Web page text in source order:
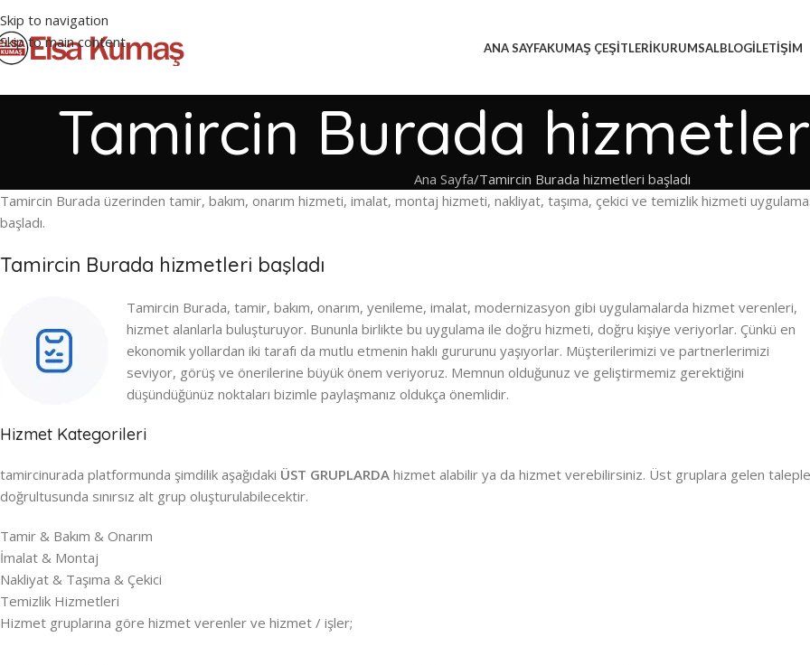
Skip to navigation
Skip to main content
ANA SAYFAKUMAŞ ÇEŞITLERIKURUMSALBLOGİLETIŞIM
Tamircin Burada
Ana Sayfa Tamircin Burada hizmetleri başladı
Tamircin Burada üzerinden tamir, bakım, onarım hizmeti, imalat, montaj hizmeti, nakliyat, taşıma, çekici ve temizlik hizmeti
başladı.
Tamircin Burada hizmetleri başladı
Tamircin Burada, tamir, bakım, onarım, yenileme, imalat, modernizasyon gibi uygulamalarda hizmet verenleri,
hizmet alanlarla buluşturuyor. Bununla birlikte bu uygulama ile doğru hizmeti, doğru kişiye veriyorlar. Çünkü en
ekonomik yollardan iki tarafı da mutlu etmenin haklı gururunu yaşıyorlar. Müşterilerimizi ve partnerlerimizi
seviyor, görüş ve önerilerine büyük önem veriyoruz. Memnun olduğunuz ve geliştirmemiz gerektiğini
düşündüğünüz noktaları bizimle paylaşmanız oldukça önemlidir.
Hizmet Kategorileri
tamircinurada platformunda şimdilik aşağıdaki ÜST GRUPLARDA hizmet alabilir ya da hizmet verebilirsiniz. Üst gruplara gelen
doğrultusunda sınırsız alt grup oluşturulabilecektir.
Tamir & Bakım & Onarım
İmalat & Montaj
Nakliyat & Taşıma & Çekici
Temizlik Hizmetleri
Hizmet gruplarına göre hizmet verenler ve hizmet / işler;